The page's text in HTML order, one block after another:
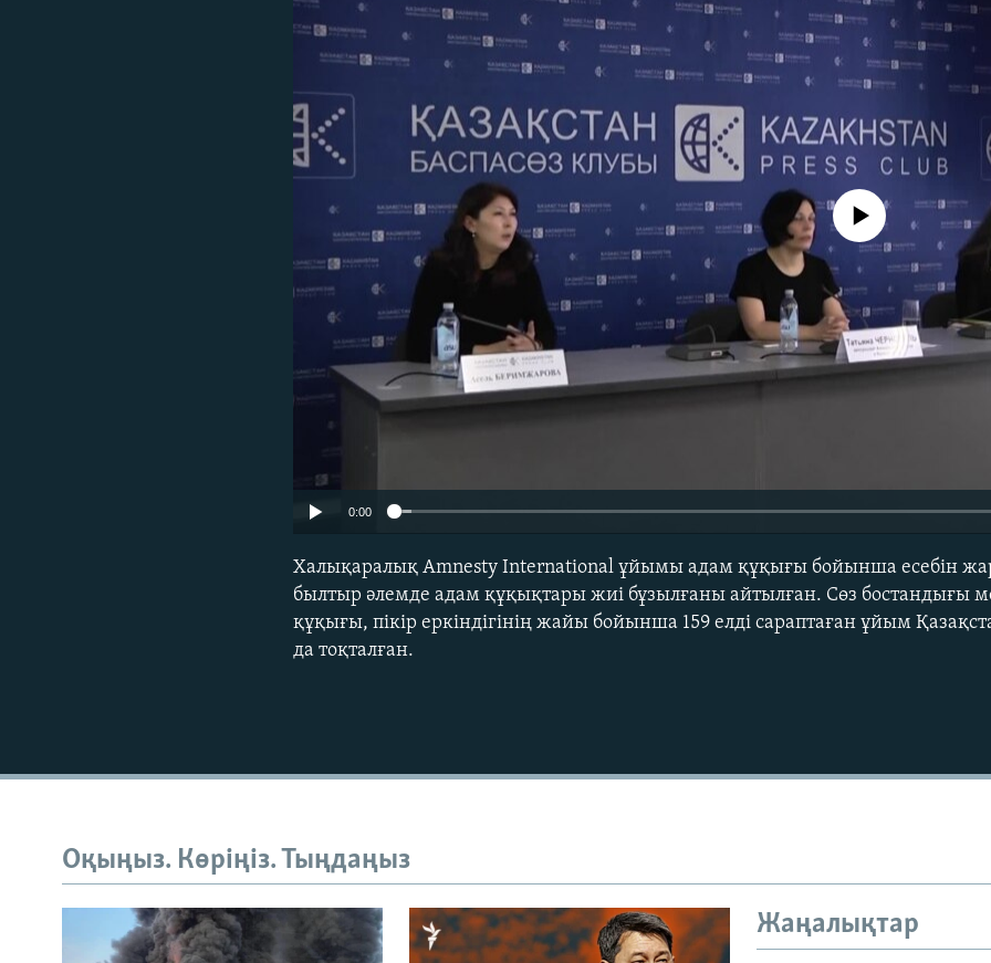
No media source currently
0:00
Халықаралық Amnesty International ұйымы адам құқығы бойынша есебін
былтыр әлемде адам құқықтары жиі бұзылғаны айтылған. Сөз бостандығы
құқығы, пікір еркіндігінің жайы бойынша 159 елді сараптаған ұйым
да тоқталған.
Оқыңыз. Көріңіз. Тыңдаңыз
Жаңалықтар